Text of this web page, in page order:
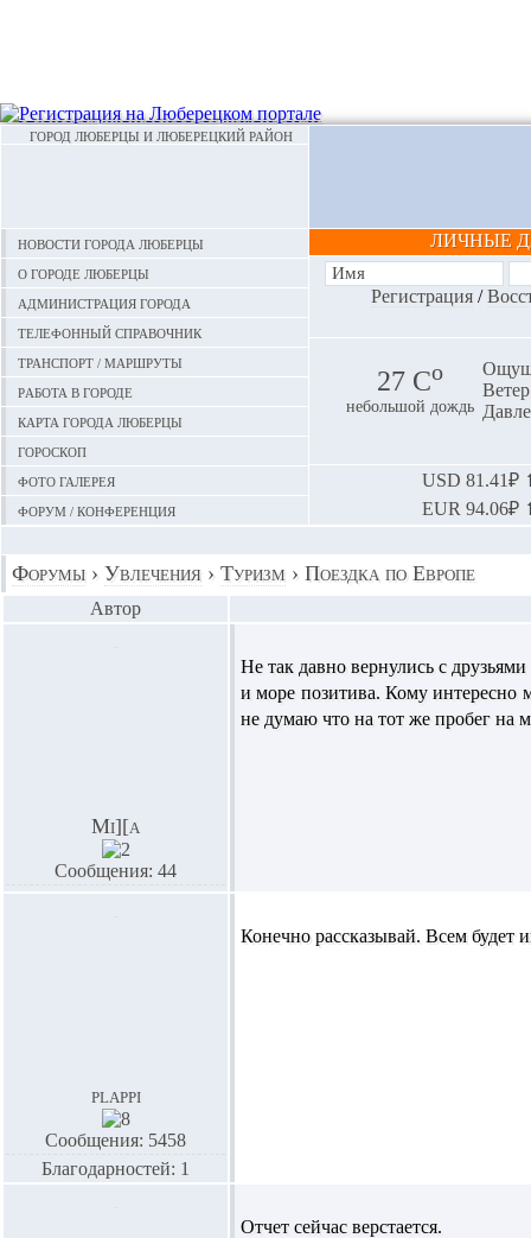
ГОРОД ЛЮБЕРЦЫ И ЛЮБЕРЕЦКИЙ РАЙОН
Новости города Люберцы
О городе Люберцы
Администрация города
Телефонный справочник
Транспорт / маршруты
Работа в городе
Карта города Люберцы
Гороскоп
Фото галерея
Форум / конференция
ЛИЧНЫЕ
Регистрация/
27 Сo
небольшой дождь
USD 81.41₽
EUR 94.06₽
Форумы › Увлечения › Туризм › Поездка по Европе
Автор
Mi][a
Сообщения: 44
Не так давно вернулись с
и море позитива. Кому интересно
не думаю что на тот же пробег на
plappi
Сообщения: 5458
Благодарностей: 1
Конечно рассказывай. Всем будет
Отчет сейчас верстается.